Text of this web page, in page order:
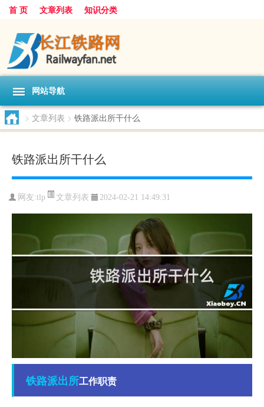
首 页 文章列表 知识分类
网站导航
> 文章列表 > 铁路派出所干什么
铁路派出所干什么
网友:tlp 文章列表 2024-02-21 14:49:31
铁路派出所工作职责